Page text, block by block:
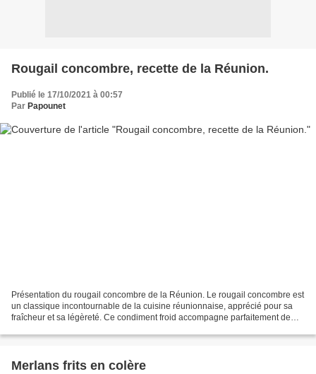
Rougail concombre, recette de la Réunion.
Publié le 17/10/2021 à 00:57
Par Papounet
Présentation du rougail concombre de la Réunion. Le rougail concombre est
un classique incontournable de la cuisine réunionnaise, apprécié pour sa
fraîcheur et sa légèreté. Ce condiment froid accompagne parfaitement de
Merlans frits en colère